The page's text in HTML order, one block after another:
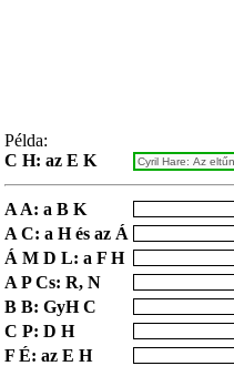
Példa:
C H: az E K
A A: a B K
A C: a H és az Á
Á M D L: a F H
A P Cs: R, N
B B: GyH C
C P: D H
F É: az E H